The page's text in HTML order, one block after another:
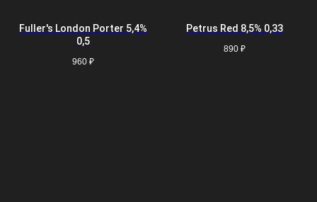
Fuller's London Porter 5,4%
0,5
960 ₽
Petrus Red 8,5% 0,33
890 ₽